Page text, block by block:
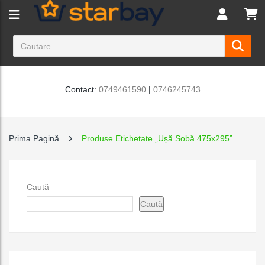
Contact: 0749461590| 0746245743
Prima Pagină Produse Etichetate „ușă Sobă 475x295”
Caută
Caută